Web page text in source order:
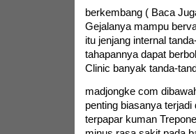
berkembang ( Baca
Gejalanya mampu
itu jenjang internal
tahapannya dapat
Clinic banyak tanda-
madjongke com
penting biasanya
terpapar kuman